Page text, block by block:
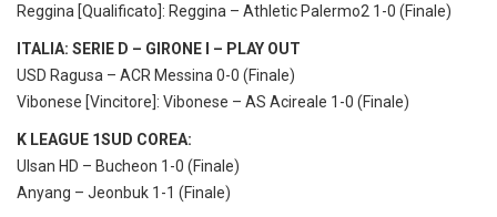
Reggina [Qualificato]: Reggina – Athletic Palermo2 1-0 (Finale)
ITALIA: SERIE D – GIRONE I – PLAY OUT
USD Ragusa – ACR Messina 0-0 (Finale)
Vibonese [Vincitore]: Vibonese – AS Acireale 1-0 (Finale)
K LEAGUE 1SUD COREA:
Ulsan HD – Bucheon 1-0 (Finale)
Anyang – Jeonbuk 1-1 (Finale)